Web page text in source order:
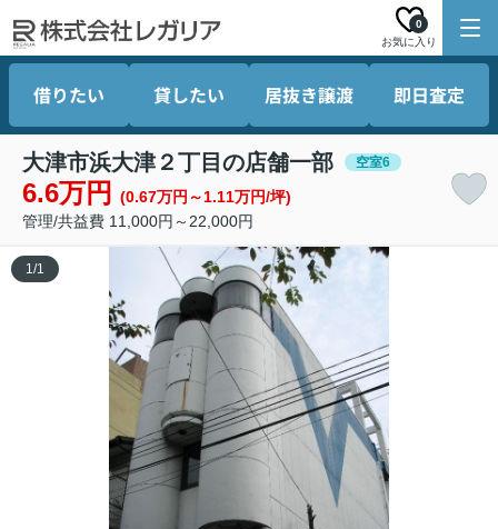
お気に入り
0
借りたい 貸したい 居抜き譲渡 即日査定
大津市浜大津２丁目の店舗一部 空室6
6.6万円
(0.67万円～1.11万円/坪)
管理/共益費 11,000円～22,000円
1 /1